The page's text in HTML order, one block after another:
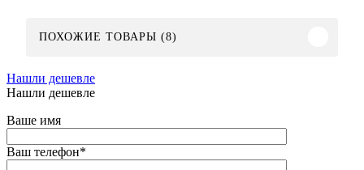
ПОХОЖИЕ ТОВАРЫ (8)
Нашли дешевле
Нашли дешевле
Ваше имя
Ваш телефон*